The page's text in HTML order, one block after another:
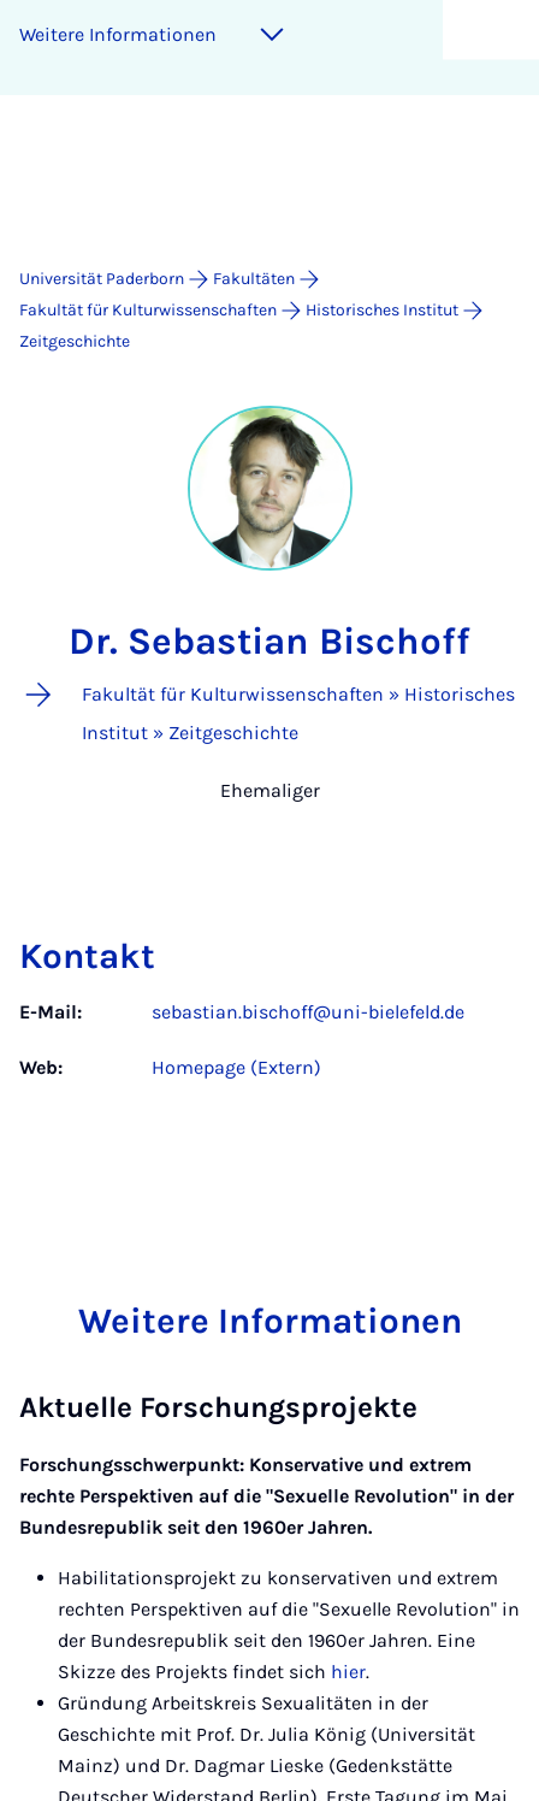
Weitere Informationen
Universität Paderborn
Fakultäten
Fakultät für Kulturwissenschaften
Historisches Institut
Zeitgeschichte
Dr. Sebastian Bischoff
Fakultät für Kulturwissenschaften » Historisches
Institut » Zeitgeschichte
Ehemaliger
Kontakt
E-Mail: sebastian.bischoff@uni-bielefeld.de
Web: Homepage (Extern)
Weitere Informationen
Aktuelle Forschungsprojekte
Forschungsschwerpunkt: Konservative und extrem
rechte Perspektiven auf die "Sexuelle Revolution" in der
Bundesrepublik seit den 1960er Jahren.
Habilitationsprojekt zu konservativen und extrem
rechten Perspektiven auf die "Sexuelle Revolution" in
der Bundesrepublik seit den 1960er Jahren. Eine
Skizze des Projekts findet sich hier.
Gründung Arbeitskreis Sexualitäten in der
Geschichte mit Prof. Dr. Julia König (Universität
Mainz) und Dr. Dagmar Lieske (Gedenkstätte